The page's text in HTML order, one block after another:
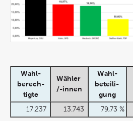
Wahl-
berech-
tigte
Wähler
/-innen
Wahl-
beteili-
gung
17.237 13.743 79,73 %